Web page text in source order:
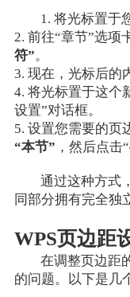
1. 将光标置于
2. 前往“章节”选项
符”。
3. 现在，光标后的
4. 将光标置于这个
设置”对话框。
5. 设置您需要的页
“本节” ，然后点击“
通过这种方式
同部分拥有完全独
WPS页边距
在调整页边距
的问题。以下是几